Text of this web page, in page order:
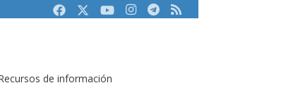
FacebookTwitterYoutubeInstagram
Telegram
RSS
de información